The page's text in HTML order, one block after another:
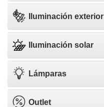
Iluminación exterior
Iluminación solar
Lámparas
Outlet